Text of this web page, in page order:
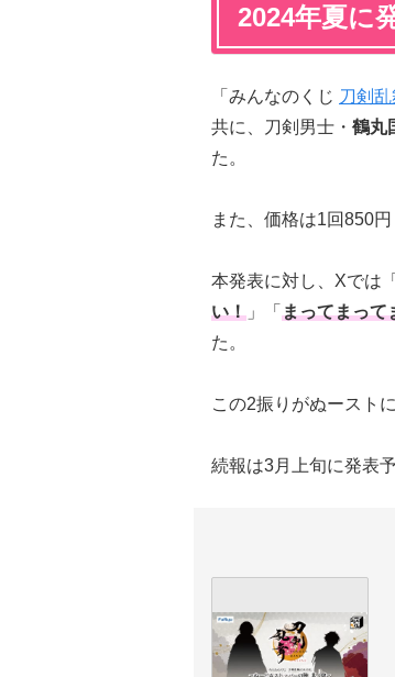
2024年夏に
「みんなのくじ 刀剣
共に、刀剣男士・ 鶴丸
た。
また、価格は1回850
本発表に対し、Xでは「
い！ 」「 まってまっ
た。
この2振りがぬースト
続報は3月上旬に発表